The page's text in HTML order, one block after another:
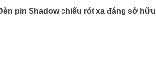
pin Shadow chiếu rót xa đáng sở